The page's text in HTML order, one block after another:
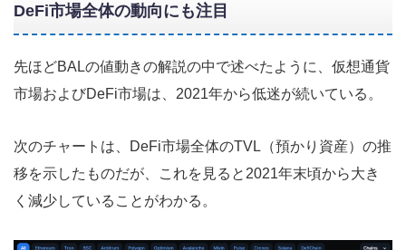
DeFi市場全体の動向にも注目
先ほどBALの値動きの解説の中で述べたように、仮想通貨
市場およびDeFi市場は、2021年から低迷が続いている。
次のチャートは、DeFi市場全体のTVL（預かり資産）の推
移を示したものだが、これを見ると2021年末頃から大き
く減少していることがわかる。